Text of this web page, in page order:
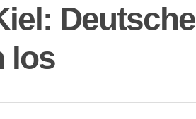
Deutsche
los